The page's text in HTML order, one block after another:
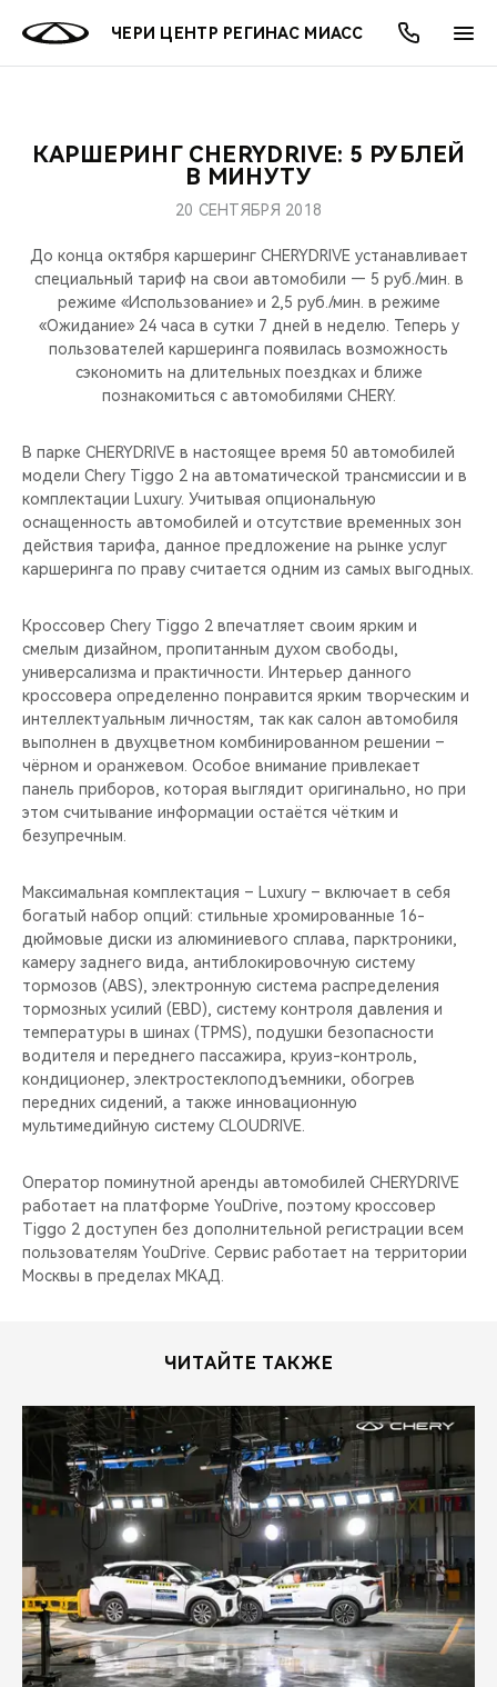
ЧЕРИ ЦЕНТР РЕГИНАС МИАСС
МОДЕЛИ
КРОССОВЕРЫ
СЕДАНЫ
ПОКУПАТЕЛЯМ
КРЕДИТ И СТРАХОВАНИЕ
ВЛАДЕЛЬЦАМ
ЗАПЧАСТИ И АКСЕССУАРЫ
ПОДДЕРЖКА
МИР CHERY
О БРЕНДЕ
CHERY В СОЦСЕТЯХ
БЛАГОТВОРИТЕЛЬНОСТЬ
CHERY REMOTE
CHERY И СПОРТ
ВИДЕООБЗОРЫ
CHERY ДЛЯ ДЕТЕЙ
АКЦИИ
ОНЛАЙН СЕРВИСЫ
КРЕДИТ
О КОМПАНИИ
МЫ В СОЦСЕТЯХ
КАРШЕРИНГ CHERYDRIVE: 5 РУБЛЕЙ
В МИНУТУ
20 СЕНТЯБРЯ 2018
До конца октября каршеринг CHERYDRIVE устанавливает
специальный тариф на свои автомобили — 5 руб./мин. в
режиме «Использование» и 2,5 руб./мин. в режиме
«Ожидание» 24 часа в сутки 7 дней в неделю. Теперь у
пользователей каршеринга появилась возможность
сэкономить на длительных поездках и ближе
познакомиться с автомобилями CHERY.
В парке CHERYDRIVE в настоящее время 50 автомобилей
модели Chery Tiggo 2 на автоматической трансмиссии и в
комплектации Luxury. Учитывая опциональную
оснащенность автомобилей и отсутствие временных зон
действия тарифа, данное предложение на рынке услуг
каршеринга по праву считается одним из самых выгодных.
Кроссовер Chery Tiggo 2 впечатляет своим ярким и
смелым дизайном, пропитанным духом свободы,
универсализма и практичности. Интерьер данного
кроссовера определенно понравится ярким творческим и
интеллектуальным личностям, так как салон автомобиля
выполнен в двухцветном комбинированном решении –
чёрном и оранжевом. Особое внимание привлекает
панель приборов, которая выглядит оригинально, но при
этом считывание информации остаётся чётким и
безупречным.
Максимальная комплектация – Luxury – включает в себя
богатый набор опций: стильные хромированные 16-
дюймовые диски из алюминиевого сплава, парктроники,
камеру заднего вида, антиблокировочную систему
тормозов (ABS), электронную система распределения
тормозных усилий (EBD), cистему контроля давления и
температуры в шинах (TPMS), подушки безопасности
водителя и переднего пассажира, круиз-контроль,
кондиционер, электростеклоподъемники, обогрев
передних сидений, а также инновационную
мультимедийную систему CLOUDRIVE.
Оператор поминутной аренды автомобилей CHERYDRIVE
работает на платформе YouDrive, поэтому кроссовер
Tiggo 2 доступен без дополнительной регистрации всем
пользователям YouDrive. Сервис работает на территории
Москвы в пределах МКАД.
ЧИТАЙТЕ ТАКЖЕ